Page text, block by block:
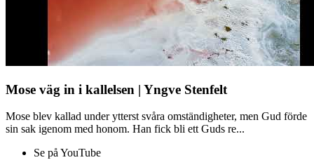
Mose väg in i kallelsen | Yngve Stenfelt
Mose blev kallad under ytterst svåra omständigheter, men Gud förde
sin sak igenom med honom. Han fick bli ett Guds re...
Se på YouTube